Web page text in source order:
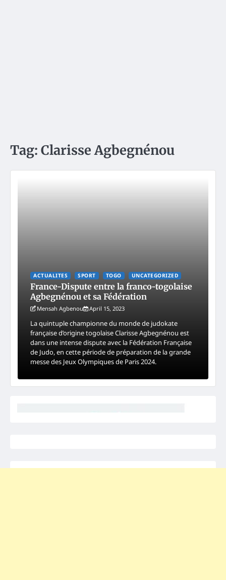
Tag: Clarisse Agbegnénou
ACTUALITES SPORT TOGO UNCATEGORIZED
France-Dispute entre la franco-togolaise
Agbegnénou et sa Fédération
Mensah Agbenou April 15, 2023
La quintuple championne du monde de judokate
française d’origine togolaise Clarisse Agbegnénou est
dans une intense dispute avec la Fédération Française
de Judo, en cette période de préparation de la grande
messe des Jeux Olympiques de Paris 2024.